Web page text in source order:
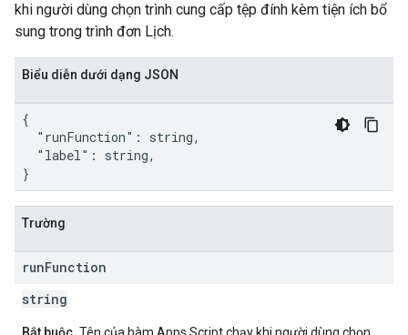
khi người dùng chọn trình cung cấp tệp đính kèm tiện ích bổ
sung trong trình đơn Lịch.
Biểu diễn dưới dạng JSON
{
  "runFunction": string,
  "label": string,
}
Trường
runFunction
string